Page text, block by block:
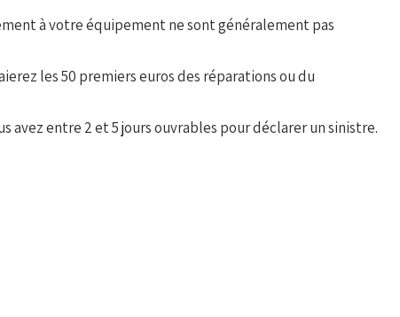
à votre équipement ne sont généralement pas
les 50 premiers euros des réparations ou du
avez entre 2 et 5 jours ouvrables pour déclarer un sinistre.